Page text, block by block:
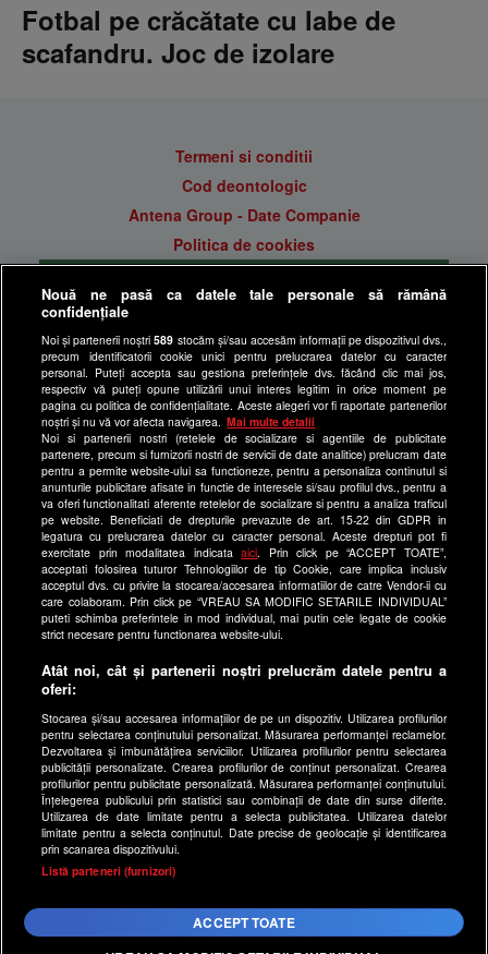
Fotbal pe crăcătate cu labe de
scafandru. Joc de izolare
Termeni si conditii
Cod deontologic
Antena Group - Date Companie
Politica de cookies
Politica de confidentialitate
Anunturi gratuite pe Lajumate.ro
Ultimele Stiri
Program Happy Channel
Echipa editorială
Site-uri Antena Group
a1.ro
antenastars.ro
as.ro
catine.ro
chefi.ro
deparinti.ro
medicool.ro
spynews.ro
useit.ro
retetefeldefel.ro
zutv.ro
Trends AntenaPLAY
Acest site este creat si administrat de Digital Antena Group.
Nouă ne pasă ca datele tale personale să rămână
confidențiale
Noi și partenerii noștri589 stocăm și/sau accesăm informații pe dispozitivul dvs.,
precum identificatorii cookie unici pentru prelucrarea datelor cu caracter
personal. Puteți accepta sau gestiona preferințele dvs. făcând clic mai jos,
respectiv vă puteți opune utilizării unui interes legitim în orice moment pe
pagina cu politica de confidențialitate. Aceste alegeri vor fi raportate partenerilor
noștri și nu vă vor afecta navigarea.
Mai multe detalii
Noi si partenerii nostri (retelele de socializare si agentiile de publicitate
partenere, precum si furnizorii nostri de servicii de date analitice) prelucram date
pentru a permite website-ului sa functioneze, pentru a personaliza continutul si
anunturile publicitare afisate in functie de interesele si/sau profilul dvs., pentru a
va oferi functionalitati aferente retelelor de socializare si pentru a analiza traficul
pe website. Beneficiati de drepturile prevazute de art. 15-22 din GDPR in
legatura cu prelucrarea datelor cu caracter personal. Aceste drepturi pot fi
exercitate prin modalitatea indicataaici . Prin click pe “ACCEPT TOATE”,
acceptati folosirea tuturor Tehnologiilor de tip Cookie, care implica inclusiv
acceptul dvs. cu privire la stocarea/accesarea informatiilor de catre Vendor-ii cu
care colaboram. Prin click pe “VREAU SA MODIFIC SETARILE INDIVIDUAL”
puteti schimba preferintele in mod individual, mai putin cele legate de cookie
strict necesare pentru functionarea website-ului.
Atât noi, cât și partenerii noștri prelucrăm datele pentru a
oferi:
Stocarea și/sau accesarea informațiilor de pe un dispozitiv. Utilizarea profilurilor
pentru selectarea conținutului personalizat. Măsurarea performanței reclamelor.
Dezvoltarea și îmbunătățirea serviciilor. Utilizarea profilurilor pentru selectarea
publicității personalizate. Crearea profilurilor de conținut personalizat. Crearea
profilurilor pentru publicitate personalizată. Măsurarea performanței conținutului.
Înțelegerea publicului prin statistici sau combinații de date din surse diferite.
Utilizarea de date limitate pentru a selecta publicitatea. Utilizarea datelor
limitate pentru a selecta conținutul. Date precise de geolocație și identificarea
prin scanarea dispozitivului.
Listă parteneri (furnizori)
ACCEPT TOATE